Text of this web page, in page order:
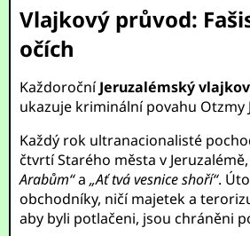
Vlajkový průvod:
očích
KaždoročníJeruzalémský
ukazuje kriminální povahu Otzmy
Každý rok ultranacionalisté
čtvrtí Starého města v
Arabům“a„Ať tvá vesnice shoří“.
obchodníky, ničí majetek a
aby byli potlačeni, jsou chráněni